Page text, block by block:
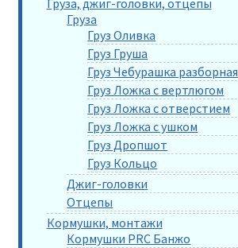
Груза, джиг-головки, отцепы
Груза
Груз Оливка
Груз Груша
Груз Чебурашка разборная
Груз Ложка с вертлюгом
Груз Ложка с отверстием
Груз Ложка с ушком
Груз Дропшот
Груз Кольцо
Джиг-головки
Отцепы
Кормушки, монтажи
Кормушки PRC Банжо